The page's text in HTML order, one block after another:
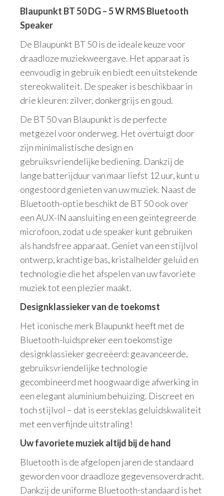
Blaupunkt BT 50 DG – 5 W RMS Bluetooth
Speaker
De Blaupunkt BT 50 is de ideale keuze voor
draadloze muziekweergave. Het apparaat is
eenvoudig in gebruik en biedt een uitstekende
stereokwaliteit. De speaker is beschikbaar in
drie kleuren: zilver, donkergrijs en goud.
De BT 50 van Blaupunkt is de perfecte
metgezel voor onderweg. Het overtuigt door
zijn minimalistische design en
gebruiksvriendelijke bediening. Dankzij de
lange batterijduur van maar liefst 12 uur, kunt u
ongestoord genieten van uw muziek. Naast de
Bluetooth-optie beschikt de BT 50 ook over
een AUX-IN aansluiting en een geïntegreerde
microfoon, zodat u de speaker kunt gebruiken
als handsfree apparaat. Geniet van een stijlvol
ontwerp, krachtige bas, kristalhelder geluid en
technologie die het afspelen van uw favoriete
muziek tot een plezier maakt.
Designklassieker van de toekomst
Het iconische merk Blaupunkt heeft met de
Bluetooth-luidspreker een toekomstige
designklassieker gecreëerd: geavanceerde,
gebruiksvriendelijke technologie
gecombineerd met hoogwaardige afwerking in
een elegant aluminium behuizing. Discreet en
toch stijlvol – dat is eersteklas geluidskwaliteit
met een verfijnde uitstraling!
Uw favoriete muziek altijd bij de hand
Bluetooth is de afgelopen jaren de standaard
geworden voor draadloze gegevensoverdracht.
Dankzij de uniforme Bluetooth-standaard is het